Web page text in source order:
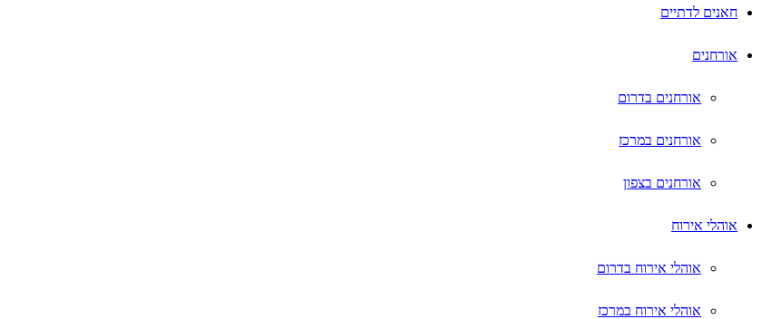
חאנים לדתיים
אורחנים
אורחנים בדרום
אורחנים במרכז
אורחנים בצפון
אוהלי אירוח
אוהלי אירוח בדרום
אוהלי אירוח במרכז